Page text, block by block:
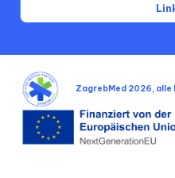
ZagrebMed 2026,